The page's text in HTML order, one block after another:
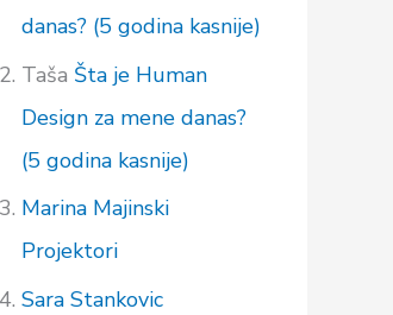
danas? (5 godina kasnije)
Taša Šta je Human
Design za mene danas?
(5 godina kasnije)
Marina Majinski
Projektori
Sara Stankovic